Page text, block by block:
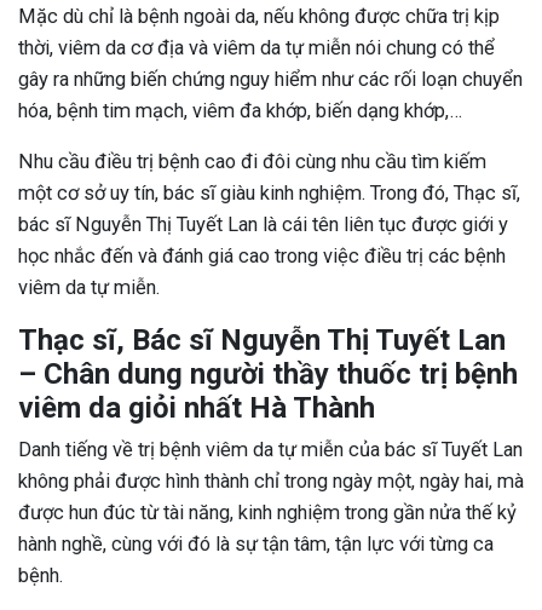
Mặc dù chỉ là bệnh ngoài da, nếu không được chữa trị kịp
thời, viêm da cơ địa và viêm da tự miễn nói chung có thể
gây ra những biến chứng nguy hiểm như các rối loạn chuyển
hóa, bệnh tim mạch, viêm đa khớp, biến dạng khớp,…
Nhu cầu điều trị bệnh cao đi đôi cùng nhu cầu tìm kiếm
một cơ sở uy tín, bác sĩ giàu kinh nghiệm. Trong đó, Thạc sĩ,
bác sĩ Nguyễn Thị Tuyết Lan là cái tên liên tục được giới y
học nhắc đến và đánh giá cao trong việc điều trị các bệnh
viêm da tự miễn.
Thạc sĩ, Bác sĩ Nguyễn Thị Tuyết Lan
– Chân dung người thầy thuốc trị bệnh
viêm da giỏi nhất Hà Thành
Danh tiếng về trị bệnh viêm da tự miễn của bác sĩ Tuyết Lan
không phải được hình thành chỉ trong ngày một, ngày hai, mà
được hun đúc từ tài năng, kinh nghiệm trong gần nửa thế kỷ
hành nghề, cùng với đó là sự tận tâm, tận lực với từng ca
bệnh.